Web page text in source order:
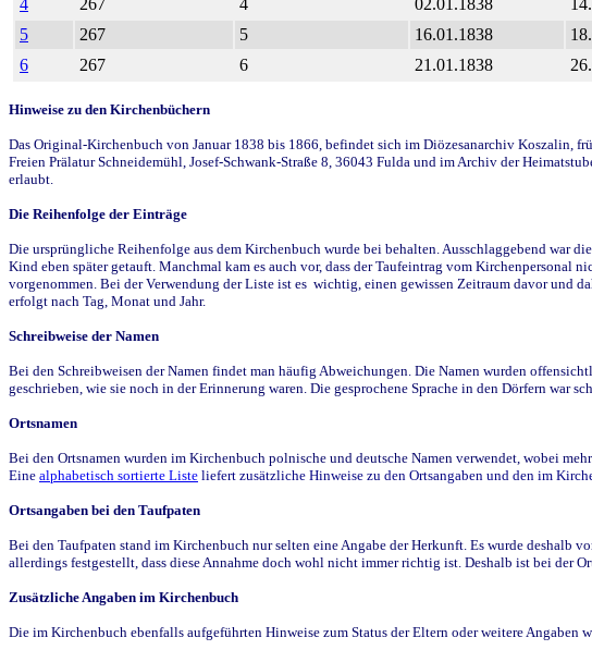
4
267 4 02.01.1838
5
267 5 16.01.1838
6
267 6 21.01.1838
Hinweise zu den Kirchenbüchern
Das Original-Kirchenbuch von Januar 1838 bis 1866, befindet sich im Diözesanarchiv Koszalin,
Freien Prälatur Schneidemühl, Josef-Schwank-Straße 8, 36043 Fulda und im Archiv der
erlaubt.
Die Reihenfolge der Einträge
Die ursprüngliche Reihenfolge aus dem Kirchenbuch wurde bei behalten. Ausschlaggebend war
Kind eben später getauft. Manchmal kam es auch vor, dass der Taufeintrag vom
vorgenommen. Bei der Verwendung der Liste ist es wichtig, einen gewissen Zeitraum davor und
erfolgt nach Tag, Monat und Jahr.
Schreibweise der Namen
Bei den Schreibweisen der Namen findet man häufig Abweichungen. Die Namen wurden
geschrieben, wie sie noch in der Erinnerung waren. Die gesprochene Sprache in den Dörfern
Ortsnamen
Bei den Ortsnamen wurden im Kirchenbuch polnische und deutsche Namen verwendet, wobei
Eine alphabetisch sortierte Liste liefert zusätzliche Hinweise zu den Ortsangaben und den im
Ortsangaben bei den Taufpaten
Bei den Taufpaten stand im Kirchenbuch nur selten eine Angabe der Herkunft. Es wurde deshalb
allerdings festgestellt, dass diese Annahme doch wohl nicht immer richtig ist. Deshalb ist bei der
Zusätzliche Angaben im Kirchenbuch
Die im Kirchenbuch ebenfalls aufgeführten Hinweise zum Status der Eltern oder weitere Angaben